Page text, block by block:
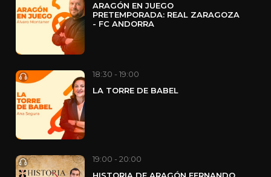
ARAGÓN EN JUEGO
PRETEMPORADA: REAL ZARAGOZA
- FC ANDORRA
18:30 - 19:00
LA TORRE DE BABEL
19:00 - 20:00
HISTORIA DE ARAGÓN FERNANDO